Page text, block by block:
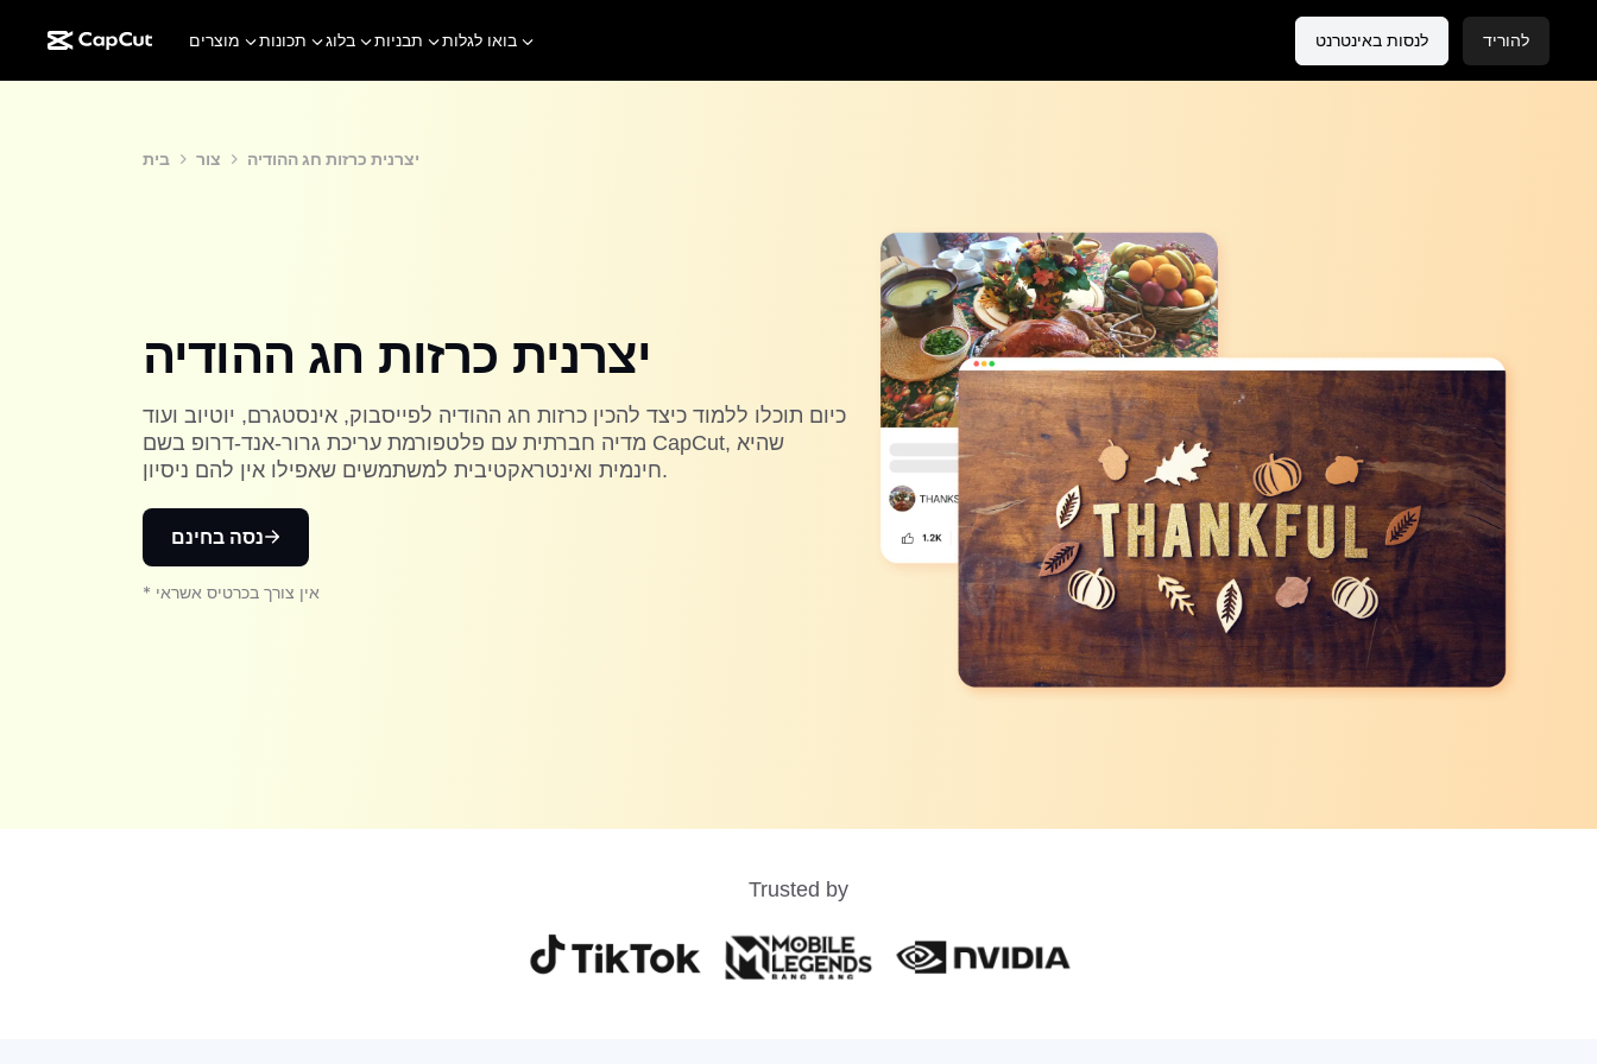
מוצרים תכונות בלוג תבניות בואו לגלות לנסות באינטרנט להוריד
בית צור יצרנית כרזות חג ההודיה
יצרנית כרזות חג ההודיה
כיום תוכלו ללמוד כיצד להכין כרזות חג ההודיה לפייסבוק, אינסטגרם, יוטיוב ועוד
מדיה חברתית עם פלטפורמת עריכת גרור-אנד-דרופ בשם CapCut, שהיא
חינמית ואינטראקטיבית למשתמשים שאפילו אין להם ניסיון.
נסה בחינם
* אין צורך בכרטיס אשראי
Trusted by